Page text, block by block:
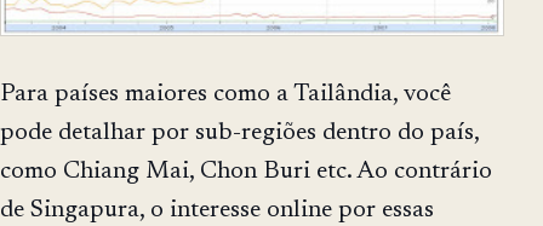
Para países maiores como a Tailândia, você
pode detalhar por sub-regiões dentro do país,
como Chiang Mai, Chon Buri etc. Ao contrário
de Singapura, o interesse online por essas